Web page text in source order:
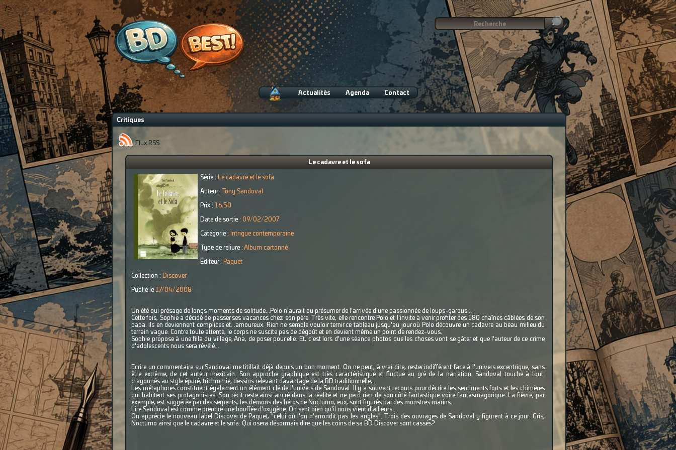
?>
Actualités Agenda Contact
Critiques
Flux RSS
Le cadavre et le sofa
Série : Le cadavre et le sofa
Auteur : Tony Sandoval
Prix : 16,50
Date de sortie : 09/02/2007
Catégorie : Intrigue contemporaine
Type de reliure : Album cartonné
Éditeur : Paquet
Collection : Discover
Publié le 17/04/2008
Un été qui présage de longs moments de solitude...Polo n'aurait pu présumer de l'arrivée d'une passionnée de loups-garous...
Cette fois, Sophie a décidé de passer ses vacances chez son père. Très vite, elle rencontre Polo et l'invite à venir profiter des 180 chaînes câblées de son
papa. Ils en deviennent complices et...amoureux. Rien ne semble vouloir ternir ce tableau jusqu'au jour où Polo découvre un cadavre au beau milieu du
terrain vague. Contre toute attente, le corps ne suscite pas de dégoût et en devient même un point de rendez-vous.
Sophie propose à une fille du village, Ana, de poser pour elle. Et, c'est lors d'une séance photos que les choses vont se gâter et que l'auteur de ce crime
d'adolescents nous sera révélé...
Ecrire un commentaire sur Sandoval me titillait déjà depuis un bon moment. On ne peut, à vrai dire, rester indifférent face à l'univers excentrique, sans
être extrême, de cet auteur mexicain. Son approche graphique est très caractéristique et fluctue au gré de la narration. Sandoval touche à tout:
crayonnés au style épuré, trichromie, dessins relevant davantage de la BD traditionnelle,..
Les métaphores constituent également un élément clé de l'univers de Sandoval. Il y a souvent recours pour décrire les sentiments forts et les chimères
qui habitent ses protagonistes. Son récit reste ainsi ancré dans la réalité et ne perd rien de son côté fantastique voire fantasmagorique. La fièvre, par
exemple, est suggérée par des serpents; les démons des héros de Nocturno, eux, sont figurés par des monstres marins.
Lire Sandoval est comme prendre une bouffée d'oxygène. On sent bien qu'il nous vient d'ailleurs...
On apprécie le nouveau label Discover de Paquet, "celui où l'on n'arrondit pas les angles". Trois des ouvrages de Sandoval y figurent à ce jour: Gris,
Nocturno ainsi que le cadavre et le sofa. Qui osera désormais dire que les coins de sa BD Discover sont cassés?